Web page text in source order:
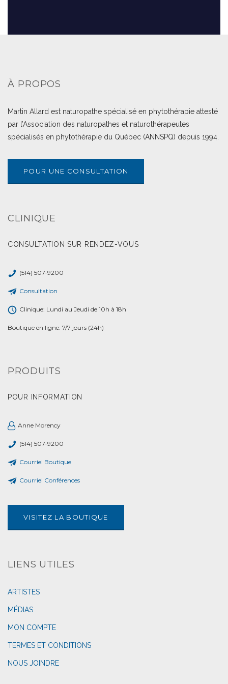
À PROPOS
Martin Allard est naturopathe spécialisé en phytothérapie attesté
par l’Association des naturopathes et naturothérapeutes
spécialisés en phytothérapie du Québec (ANNSPQ) depuis 1994.
POUR UNE CONSULTATION
CLINIQUE
CONSULTATION SUR RENDEZ-VOUS
(514) 507-9200
Consultation
Clinique: Lundi au Jeudi de 10h à 18h
Boutique en ligne: 7/7 jours (24h)
PRODUITS
POUR INFORMATION
Anne Morency
(514) 507-9200
Courriel Boutique
Courriel Conférences
VISITEZ LA BOUTIQUE
LIENS UTILES
ARTISTES
MÉDIAS
MON COMPTE
TERMES ET CONDITIONS
NOUS JOINDRE